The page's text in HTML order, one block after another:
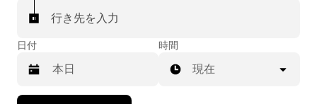
行き先を入力
日付 時間
現在